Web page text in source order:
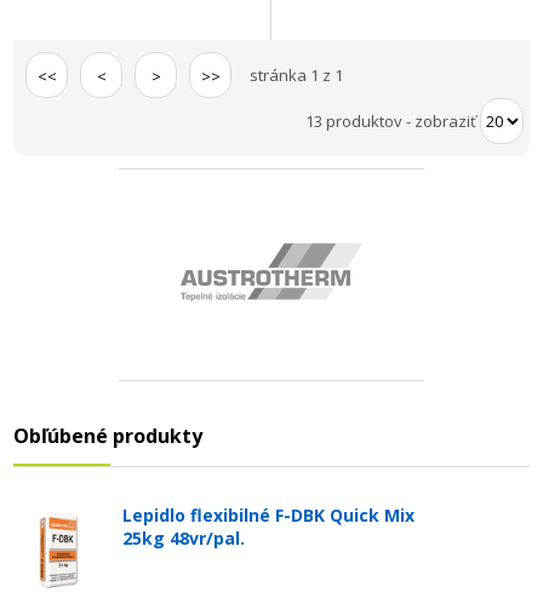
<< < > >> stránka 1 z 1
13 produktov- zobraziť
Obľúbené produkty
Lepidlo flexibilné F-DBK Quick Mix
25kg 48vr/pal.